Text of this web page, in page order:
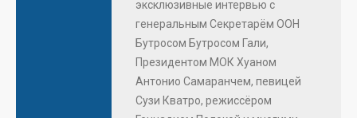
эксклюзивные интервью с
генеральным Секретарём ООН
Бутросом Бутросом Гали,
Президентом МОК Хуаном
Антонио Самаранчем, певицей
Сузи Кватро, режиссёром